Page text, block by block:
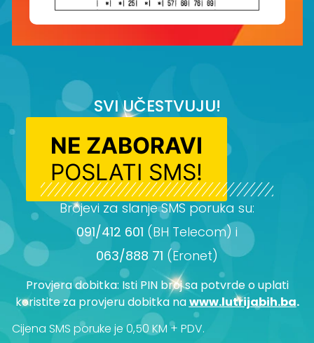
SVI UČESTVUJU!
NE ZABORAVI
POSLATI SMS!
Brojevi za slanje SMS poruka su:
091/412 601 (BH Telecom) i
063/888 71 (Eronet)
Provjera dobitka: Isti PIN broj sa potvrde o uplati
koristite za provjeru dobitka nawww.lutrijabih.ba.
Cijena SMS poruke je 0,50 KM + PDV.